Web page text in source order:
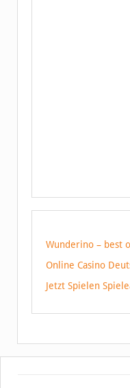
Wunderino – best
Online Casino
Jetzt Spielen